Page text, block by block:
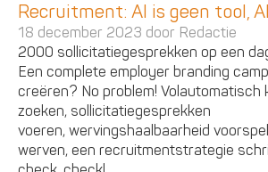
Recruitment: AI is geen tool,
18 december 2023 door Redactie
2000 sollicitatiegesprekken op een
Een complete employer branding
creëren? No problem! Volautomatisch
zoeken, sollicitatiegesprekken
voeren, wervingshaalbaarheid
werven, een recruitmentstrategie